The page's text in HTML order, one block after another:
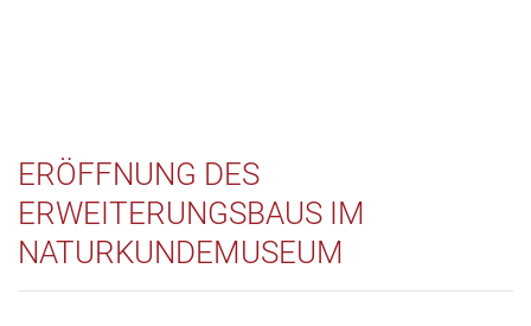
ERÖFFNUNG DES
ERWEITERUNGSBAUS IM
NATURKUNDEMUSEUM